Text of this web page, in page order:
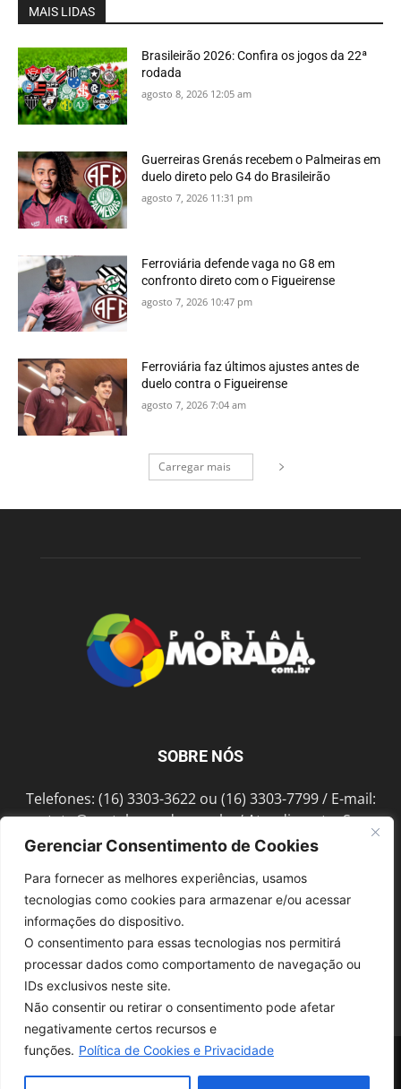
Gerenciar Consentimento de Cookies
Para fornecer as melhores experiências, usamos
tecnologias como cookies para armazenar e/ou acessar
informações do dispositivo.
O consentimento para essas tecnologias nos permitirá
processar dados como comportamento de navegação ou
IDs exclusivos neste site.
Não consentir ou retirar o consentimento pode afetar
negativamente certos recursos e
funções. Política de Cookies e Privacidade
MAIS LIDAS
Brasileirão 2026: Confira os jogos da 22ª
rodada
agosto 8, 2026 12:05 am
Guerreiras Grenás recebem o Palmeiras em
duelo direto pelo G4 do Brasileirão
agosto 7, 2026 11:31 pm
Ferroviária defende vaga no G8 em
confronto direto com o Figueirense
agosto 7, 2026 10:47 pm
Ferroviária faz últimos ajustes antes de
duelo contra o Figueirense
agosto 7, 2026 7:04 am
Carregar mais
SOBRE NÓS
Telefones: (16) 3303-3622 ou (16) 3303-7799 / E-mail:
contato@portalmorada.com.br/ Atendimento: Seg a
Sex das 8h às 18h / Endereço: Av. Bento de Abreu, 889
SIGA-NOS
© 1997-2022, GRUPO ROBERTO MONTORO É proibida a reprodução do
conteúdo em qualquer meio de comunicação, eletrônico ou impresso,